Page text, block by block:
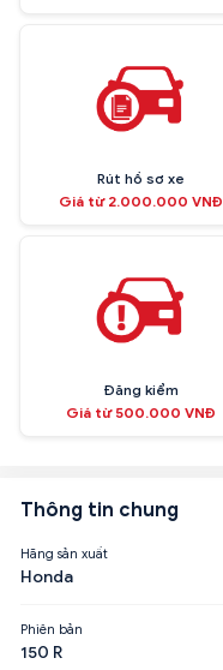
Rút hồ sơ xe
Giá từ 2.000.000 VNĐ
Đăng kiểm
Giá từ 500.000 VNĐ
Thông tin chung
Hãng sản xuất
Honda
Phiên bản
150 R